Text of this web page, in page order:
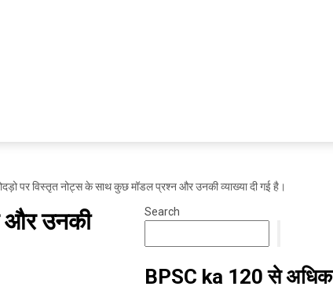
पर विस्तृत नोट्स के साथ कुछ मॉडल प्रश्न और उनकी व्याख्या दी गई है।
और उनकी
Search
BPSC ka 120 से अधिक